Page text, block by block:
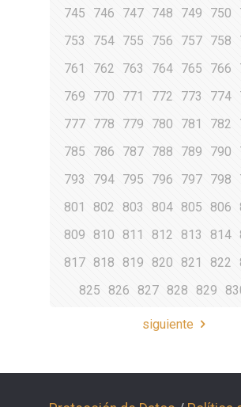
745
746 747 748 749 750
753
754 755 756 757 758
761
762 763 764 765 766
769
770 771 772 773 774
777 778 779 780 781 782
785
786 787 788 789 790
793
794 795 796 797 798
801
802 803 804 805 806
809
810 811 812 813 814
817 818 819 820 821 822
825
826 827 828 829
siguiente